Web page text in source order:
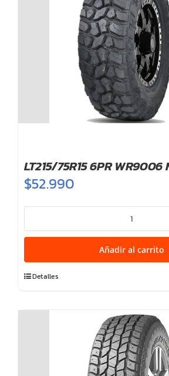
LT215/75R15 6PR WR9006
$52.990
6PR
WR9006
cantidad
Añadir al carrito
Detalles